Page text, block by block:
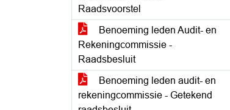
Raadsvoorstel
Benoeming leden Audit- en
Rekeningcommissie -
Raadsbesluit
Benoeming leden audit- en
rekeningcommissie - Getekend